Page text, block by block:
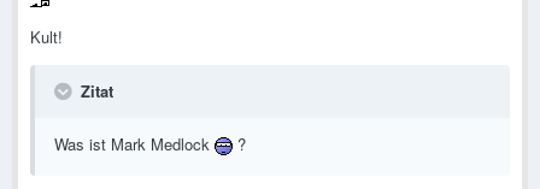
Kult!
Zitat
Was ist Mark Medlock ?